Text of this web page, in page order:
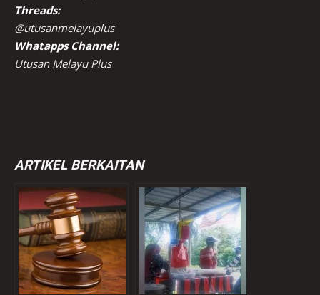
Threads:
@utusanmelayuplus
Whatapps Channel:
Utusan Melayu Plus
ARTIKEL BERKAITAN